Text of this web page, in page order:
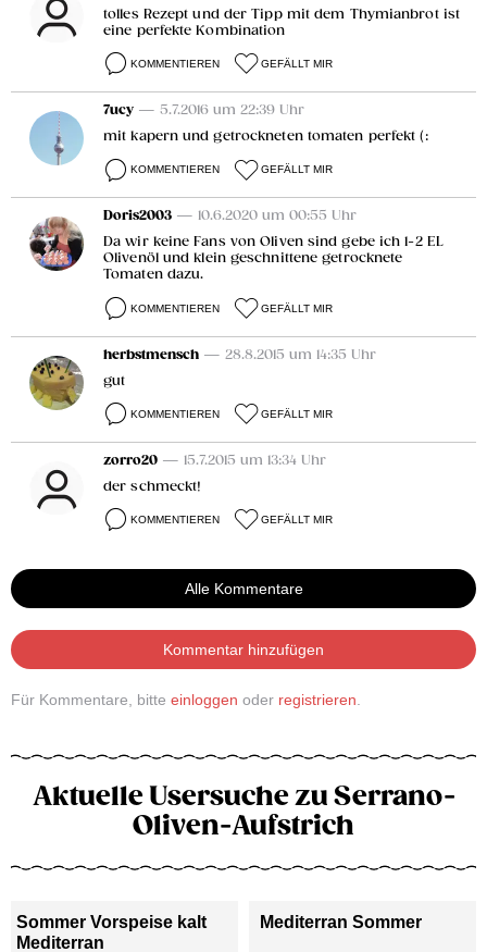
tolles Rezept und der Tipp mit dem Thymianbrot ist
eine perfekte Kombination
KOMMENTIEREN GEFÄLLT MIR
7ucy — 5.7.2016 um 22:39 Uhr
mit kapern und getrockneten tomaten perfekt (:
KOMMENTIEREN GEFÄLLT MIR
Doris2003 — 10.6.2020 um 00:55 Uhr
Da wir keine Fans von Oliven sind gebe ich 1-2 EL
Olivenöl und klein geschnittene getrocknete
Tomaten dazu.
KOMMENTIEREN GEFÄLLT MIR
herbstmensch — 28.8.2015 um 14:35 Uhr
gut
KOMMENTIEREN GEFÄLLT MIR
zorro20 — 15.7.2015 um 13:34 Uhr
der schmeckt!
KOMMENTIEREN GEFÄLLT MIR
Alle Kommentare
Kommentar hinzufügen
Für Kommentare, bitte einloggen oder registrieren
Aktuelle Usersuche zu Serrano-
Oliven-Aufstrich
Sommer Vorspeise kalt
Mediterran
Mediterran Sommer